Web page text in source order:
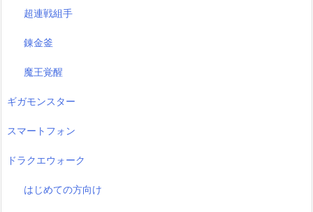
超連戦組手
錬金釜
魔王覚醒
ギガモンスター
スマートフォン
ドラクエウォーク
はじめての方向け